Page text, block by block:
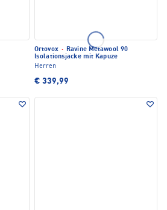
Ortovox · Ravine Metawool 90
Isolationsjacke mit Kapuze
Herren
€ 339,99